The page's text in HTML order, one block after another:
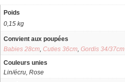
Poids
0,15 kg
Convient aux poupées
Babies 28cm, Cuties 36cm, Gordis 34/37cm
Couleurs unies
Lin/écru, Rose